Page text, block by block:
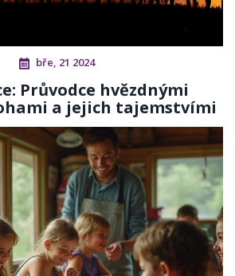
bře, 21 2024
Průvodce hvězdnými
a jejich tajemstvími